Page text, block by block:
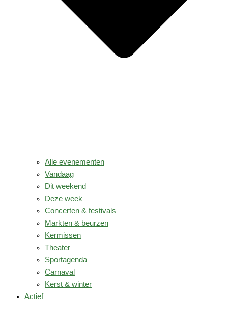
Alle evenementen
Vandaag
Dit weekend
Deze week
Concerten & festivals
Markten & beurzen
Kermissen
Theater
Sportagenda
Carnaval
Kerst & winter
Actief